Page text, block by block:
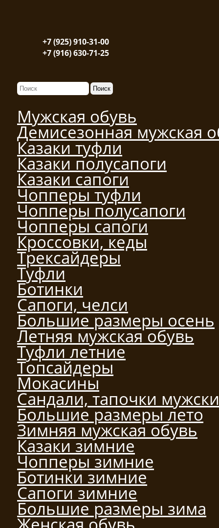
+7 (925) 910-31-00
+7 (916) 630-71-25
Мужская обувь
Демисезонная мужская
Казаки туфли
Казаки полусапоги
Казаки сапоги
Чопперы туфли
Чопперы полусапоги
Чопперы сапоги
Кроссовки, кеды
Трексайдеры
Туфли
Ботинки
Сапоги, челси
Большие размеры осень
Летняя мужская обувь
Туфли летние
Топсайдеры
Мокасины
Сандали, тапочки
Большие размеры лето
Зимняя мужская обувь
Казаки зимние
Чопперы зимние
Ботинки зимние
Сапоги зимние
Большие размеры зима